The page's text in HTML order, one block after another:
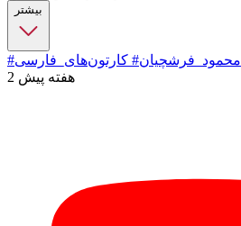
بیشتر
#محمود_فرشچیان# کارتون‌های_فارسی
2 هفته پیش